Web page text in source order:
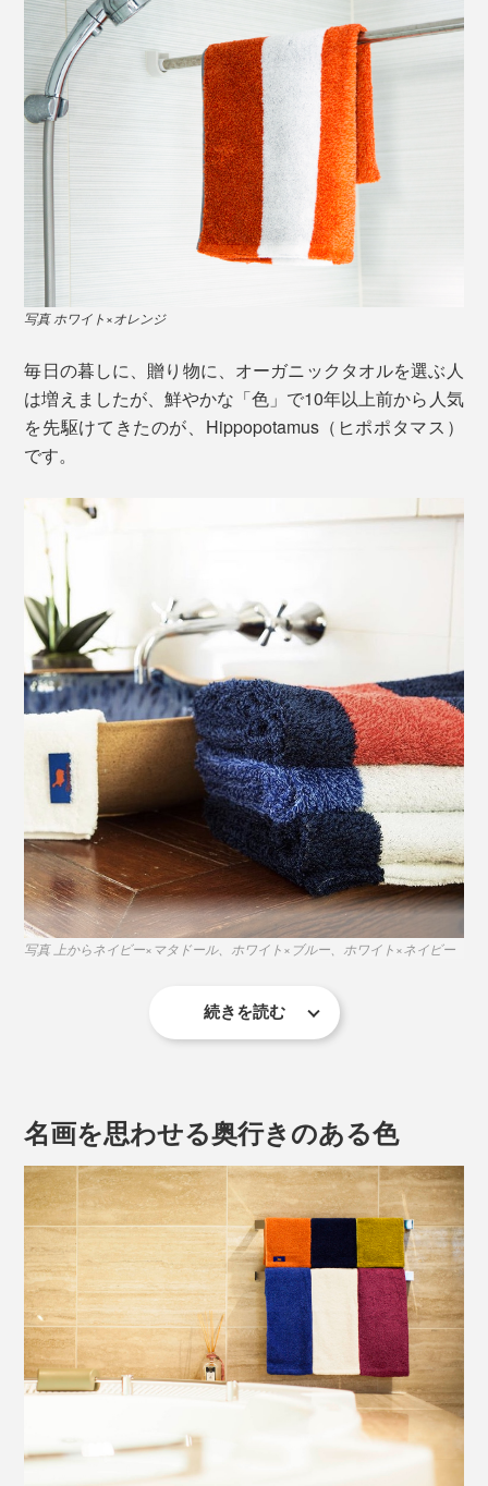
写真 ホワイト×オレンジ
毎日の暮しに、贈り物に、オーガニックタオルを選ぶ人
は増えましたが、鮮やかな「色」で10年以上前から人気
を先駆けてきたのが、Hippopotamus（ヒポポタマス）
です。
写真 上からネイビー×マタドール、ホワイト×ブルー、ホワイト×ネイビー
ば、毎日はもっと楽しいはず」
フランス・パリで生まれ育ち、子どもの頃から絵画をた
しなんできた代表の左舘清明氏の思いから、
Hippopotamusのタオルづくりは始まりました。
続きを読む
名画を思わせる奥行きのある色